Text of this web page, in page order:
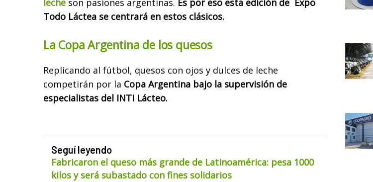
Todo Láctea se centrará en estos clásicos.
La Copa Argentina de los quesos
Replicando al fútbol, quesos con ojos y dulces de leche
competirán por la Copa Argentina bajo la supervisión de
especialistas del INTI Lácteo.
Seguí leyendo
Fabricaron el queso más grande de Latinoamérica: pesa 1000
kilos y será subastado con fines solidarios